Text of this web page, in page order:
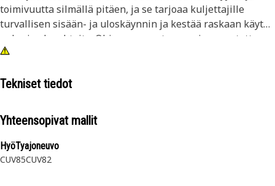
toimivuutta silmällä pitäen, ja se tarjoaa kuljettajille
turvallisen sisään- ja uloskäynnin ja kestää raskaan käytön
ankaria olosuhteita. Ohjaamon ovet on usein varustettu
turvaominaisuuksilla ja -mekanismeilla, jotka varmistavat
• Vankka rakenne takaa pitkäkestoisen luotettavuuden
• Turvalliset lukitusmekanismit kuljettajan turvallisuuden
takaamiseksi
• Kestää ympäristötekijöitä, kuten pölyä, kosteutta ja
Tekniset tiedot
Yhteensopivat mallit
HyöTyajoneuvo
CUV85CUV82